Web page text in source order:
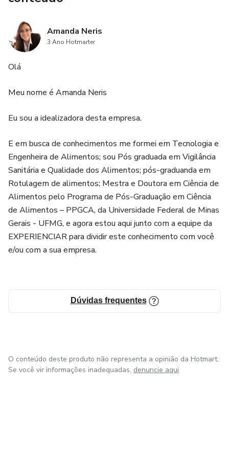
Amanda Neris
3 Ano Hotmarter
Olá
Meu nome é Amanda Neris
Eu sou a idealizadora desta empresa.
E em busca de conhecimentos me formei em Tecnologia e
Engenheira de Alimentos; sou Pós graduada em Vigilância
Sanitária e Qualidade dos Alimentos; pós-graduanda em
Rotulagem de alimentos; Mestra e Doutora em Ciência de
Alimentos pelo Programa de Pós-Graduação em Ciência
de Alimentos – PPGCA, da Universidade Federal de Minas
Gerais - UFMG, e agora estou aqui junto com a equipe da
EXPERIENCIAR para dividir este conhecimento com você
e/ou com a sua empresa.
Dúvidas frequentes
O conteúdo deste produto não representa a opinião da Hotmart.
Se você vir informações inadequadas, denuncie aqui